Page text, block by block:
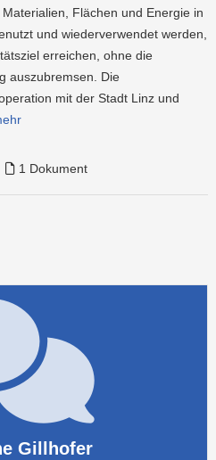
Flächen und Energie in
und wiederverwendet werden,
erreichen, ohne die
auszubremsen. Die
mit der Stadt Linz und
1 Dokument
Gillhofer